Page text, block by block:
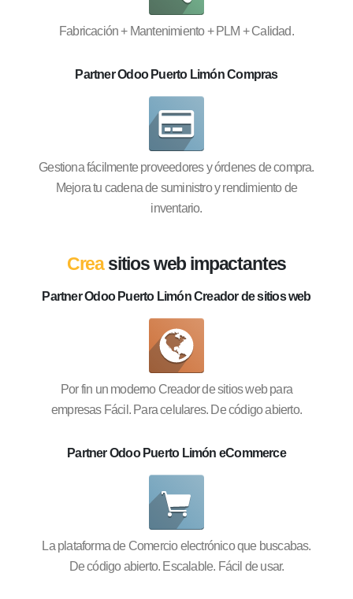
Fabricación + Mantenimiento + PLM + Calidad.
Partner Odoo Puerto Limón Compras
Gestiona fácilmente proveedores y órdenes de compra.
Mejora tu cadena de suministro y rendimiento de
inventario.
Creasitios web impactantes
Partner Odoo Puerto Limón Creador de sitios web
Por fin un moderno Creador de sitios web para
empresas Fácil. Para celulares. De código abierto.
Partner Odoo Puerto Limón eCommerce
La plataforma de Comercio electrónico que buscabas.
De código abierto. Escalable. Fácil de usar.